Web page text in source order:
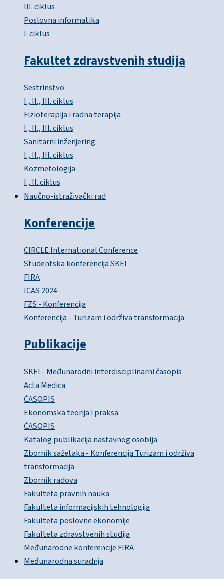
III. ciklus
Poslovna informatika
I. ciklus
Fakultet zdravstvenih studija
Sestrinstvo
I., II., III. ciklus
Fizioterapija i radna terapija
I., II., III. ciklus
Sanitarni inženjering
I., II., III. ciklus
Kozmetologija
I., II. ciklus
Naučno-istraživački rad
Konferencije
CIRCLE International Conference
Studentska konferencija SKEI
FIRA
ICAS 2024
FZS - Konferencija
Konferencija - Turizam i održiva transformacija
Publikacije
SKEI - Međunarodni interdisciplinarni časopis
Acta Medica
ČASOPIS
Ekonomska teorija i praksa
ČASOPIS
Katalog publikacija nastavnog osoblja
Zbornik sažetaka - Konferencija Turizam i održiva
transformacija
Zbornik radova
Fakulteta pravnih nauka
Fakulteta informacijskih tehnologija
Fakulteta poslovne ekonomije
Fakulteta zdravstvenih studija
Međunarodne konferencije FIRA
Međunarodna suradnja